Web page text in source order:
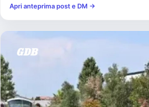
Apri anteprima post e DM →